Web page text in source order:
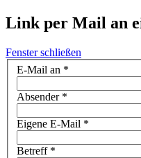
Link per Mail an
Fenster schließen
E-Mail an *
Absender*
Eigene E-Mail *
Betreff*